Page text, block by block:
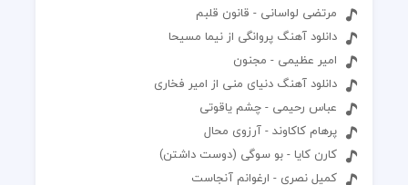
مرتضی لواسانی - قانون قلبم
دانلود آهنگ پروانگی از نیما مسیحا
امیر عظیمی - مجنون
دانلود آهنگ دنیای منی از امیر فخاری
عباس رحیمی - چشم یاقوتی
پرهام کاکاوند - آرزوی محال
کارن کایا - بو سوگی (دوست داشتن)
کمیل نصری - ارغوانم آنجاست